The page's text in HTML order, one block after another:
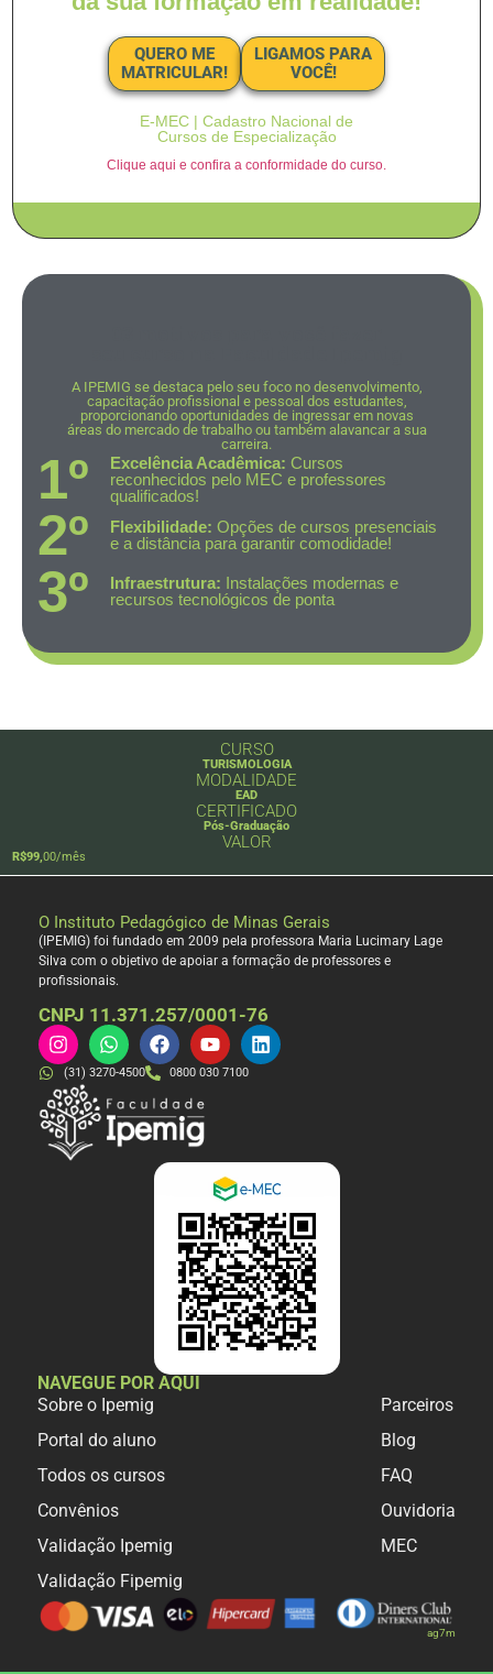
QUERO ME
MATRICULAR!
LIGAMOS PARA
VOCÊ!
E-MEC | Cadastro Nacional de
Cursos de Especialização
Clique aqui e confira a conformidade do curso.
A IPEMIG se destaca pelo seu foco no desenvolvimento,
capacitação profissional e pessoal dos estudantes,
proporcionando oportunidades de ingressar em novas
áreas do mercado de trabalho ou também alavancar a sua
carreira.
1º Excelência Acadêmica: Cursos
reconhecidos pelo MEC e professores
qualificados!
2º Flexibilidade: Opções de cursos presenciais
e a distância para garantir comodidade!
3º Infraestrutura: Instalações modernas e
recursos tecnológicos de ponta
CURSO
TURISMOLOGIA
MODALIDADE
EAD
CERTIFICADO
Pós-Graduação
VALOR
R$99,00/mês
O Instituto Pedagógico de Minas Gerais
(IPEMIG) foi fundado em 2009 pela professora Maria Lucimary Lage
Silva com o objetivo de apoiar a formação de professores e
profissionais.
CNPJ 11.371.257/0001-76
(31) 3270-4500 0800 030 7100
NAVEGUE POR AQUI
Sobre o Ipemig
Portal do aluno
Todos os cursos
Convênios
Validação Ipemig
Validação Fipemig
Parceiros
Blog
FAQ
Ouvidoria
MEC
ag7m